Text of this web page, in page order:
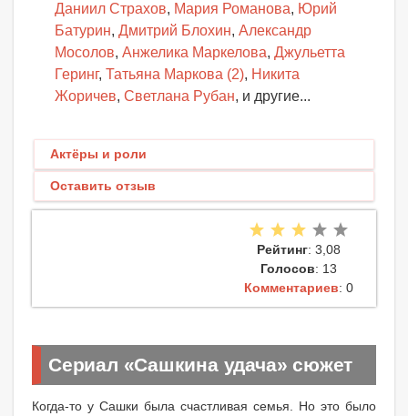
Даниил Страхов, Мария Романова, Юрий
Батурин, Дмитрий Блохин, Александр
Мосолов, Анжелика Маркелова, Джульетта
Геринг, Татьяна Маркова (2), Никита
Жоричев, Светлана Рубан, и другие...
Актёры и роли
Оставить отзыв
Рейтинг: 3,08
Голосов: 13
Комментариев: 0
Сериал «Сашкина удача» сюжет
Когда-то у Сашки была счастливая семья. Но это было